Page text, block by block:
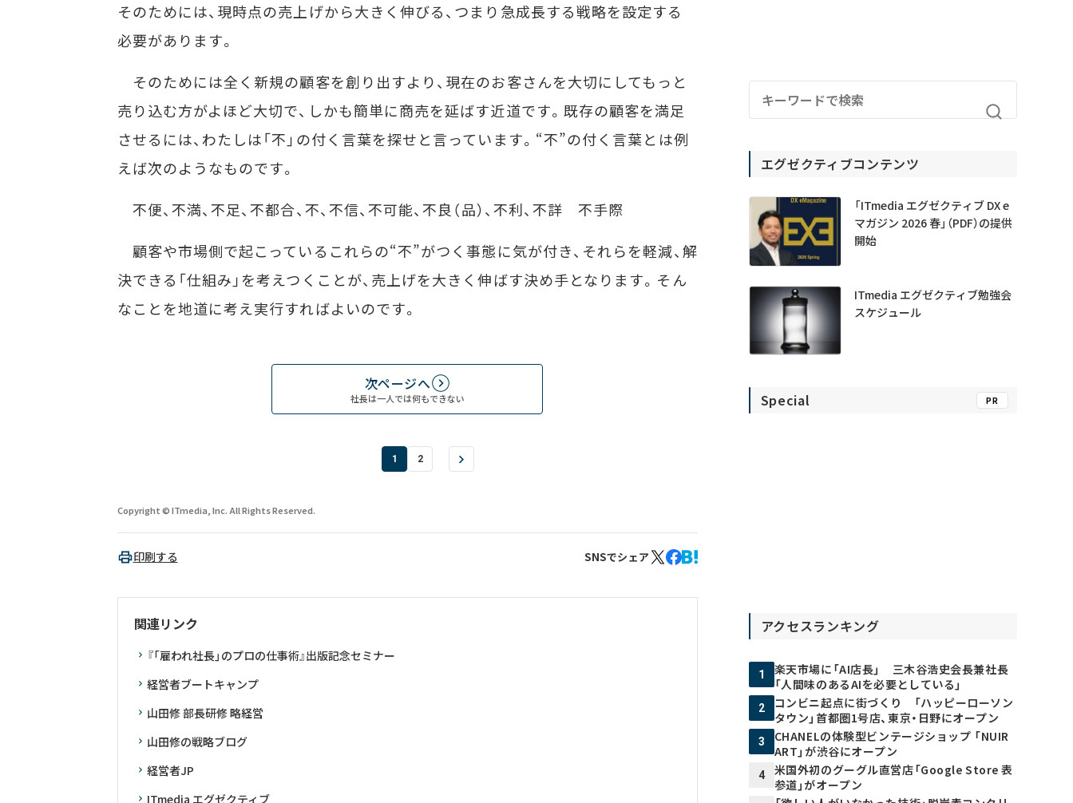
そのためには、現時点の売上げから大きく伸びる、つまり急成長する戦略を設定する
必要があります。
そのためには全く新規の顧客を創り出すより、現在のお客さんを大切にしてもっと
売り込む方がよほど大切で、しかも簡単に商売を延ばす近道です。既存の顧客を満足
させるには、わたしは「不」の付く言葉を探せと言っています。“不”の付く言葉とは例
えば次のようなものです。
不便、不満、不足、不都合、不、不信、不可能、不良（品）、不利、不詳 不手際
顧客や市場側で起こっているこれらの“不”がつく事態に気が付き、それらを軽減、解
決できる「仕組み」を考えつくことが、売上げを大きく伸ばす決め手となります。そん
なことを地道に考え実行すればよいのです。
次ページへ
社長は一人では何もできない
1 2
Copyright © ITmedia, Inc. All Rights Reserved.
印刷する SNSでシェア
関連リンク
『「雇われ社長」のプロの仕事術』出版記念セミナー
経営者ブートキャンプ
山田修 部長研修 略経営
山田修の戦略ブログ
経営者JP
ITmedia エグゼクティブ
エグゼクティブコンテンツ
「ITmedia エグゼクティブ DX e
マガジン 2026 春」（PDF）の提供
開始
ITmedia エグゼクティブ勉強会
スケジュール
Special PR
アクセスランキング
1
楽天市場に「AI店長」 三木谷浩史会長兼社長
「人間味のあるAIを必要としている」
2
コンビニ起点に街づくり 「ハッピーローソン
タウン」首都圏1号店、東京・日野にオープン
3
CHANELの体験型ビンテージショップ 「NUIR
ART」が渋谷にオープン
4
米国外初のグーグル直営店「Google Store 表
参道」がオープン